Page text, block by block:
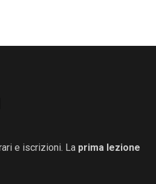
e iscrizioni. La prima lezione